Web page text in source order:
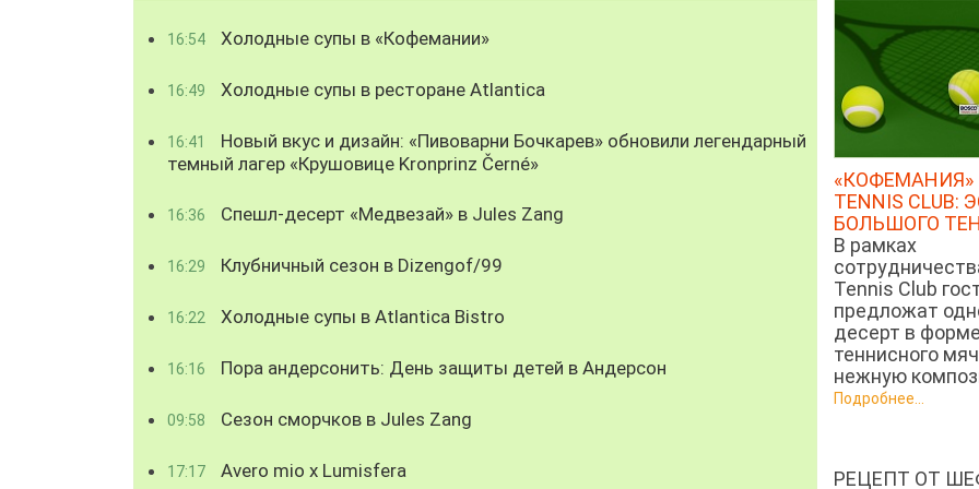
16:54 Холодные супы в «Кофемании»
16:49 Холодные супы в ресторане Atlantica
16:41
Новый вкус и дизайн: «Пивоварни Бочкарев» обновили легендарный
темный лагер «Крушовице Kronprinz Černé»
16:36 Спешл-десерт «Медвезай» в Jules Zang
16:29 Клубничный сезон в Dizengof/99
16:22 Холодные супы в Atlantica Bistro
16:16 Пора андерсонить: День защиты детей в Андерсон
09:58 Сезон сморчков в Jules Zang
17:17 Avero mio x Lumisfera
«КОФЕМАНИЯ»
TENNIS CLUB:
БОЛЬШОГО
В рамках
Tennis Club
предложат
десерт в форме
теннисного
нежную
Подробнее...
РЕЦЕПТ ОТ